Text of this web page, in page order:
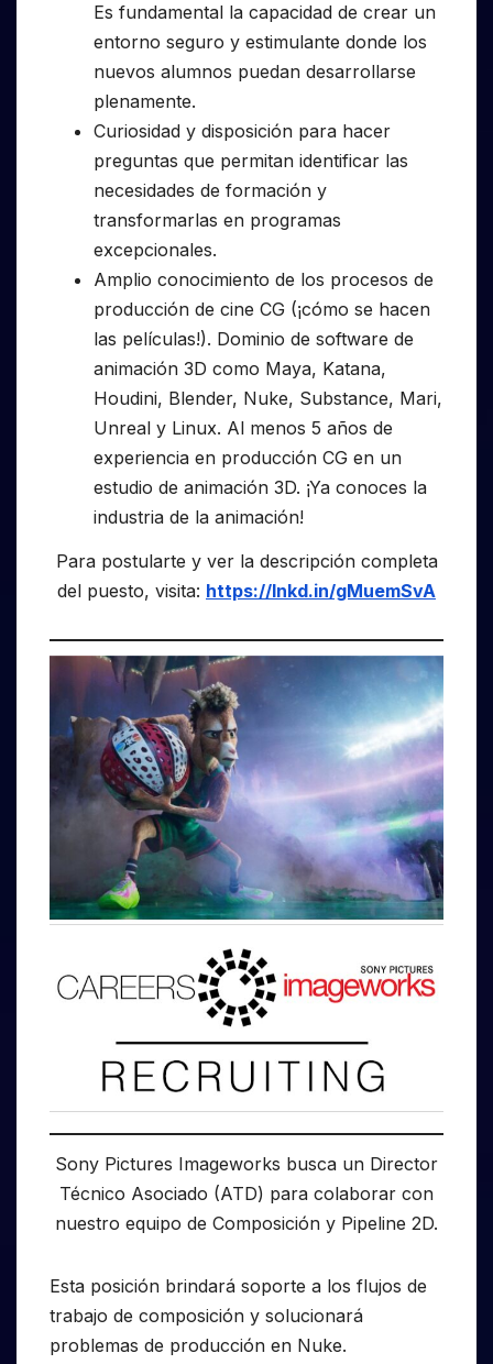
Es fundamental la capacidad de crear un
entorno seguro y estimulante donde los
nuevos alumnos puedan desarrollarse
plenamente.
Curiosidad y disposición para hacer
preguntas que permitan identificar las
necesidades de formación y
transformarlas en programas
excepcionales.
Amplio conocimiento de los procesos de
producción de cine CG (¡cómo se hacen
las películas!). Dominio de software de
animación 3D como Maya, Katana,
Houdini, Blender, Nuke, Substance, Mari,
Unreal y Linux. Al menos 5 años de
experiencia en producción CG en un
estudio de animación 3D. ¡Ya conoces la
industria de la animación!
Para postularte y ver la descripción completa
del puesto, visita: https://lnkd.in/gMuemSvA
Sony Pictures Imageworks busca un Director
Técnico Asociado (ATD) para colaborar con
nuestro equipo de Composición y Pipeline 2D.
Esta posición brindará soporte a los flujos de
trabajo de composición y solucionará
problemas de producción en Nuke.